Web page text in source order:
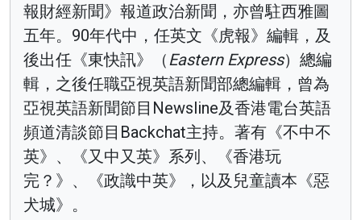
報財經新聞》報道政治新聞，亦曾駐西雅圖
五年。90年代中，任英文《虎報》編輯，及
後出任《東快訊》（ Eastern Express）總編
輯，之後任職亞視英語新聞部總編輯，曾為
亞視英語新聞節目Newsline及香港電台英語
頻道清談節目Backchat主持。著有《不中不
英》、《又中又英》系列、《香港玩
完？》、《政識中英》，以及兒童讀本《惡
犬城》。